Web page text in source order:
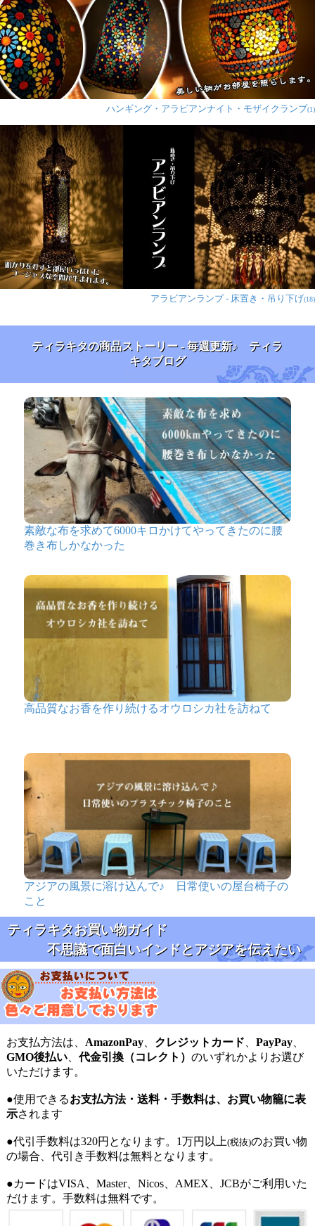
ハンギング・アラビアンナイト・モザイクランプ(1)
アラビアンランプ - 床置き・吊り下げ(18)
ティラキタの商品ストーリー - 毎週更新♪ ティラ
キタブログ
素敵な布を求めて6000キロかけてやってきたのに腰
巻き布しかなかった
高品質なお香を作り続けるオウロシカ社を訪ねて
アジアの風景に溶け込んで♪ 日常使いの屋台椅子の
こと
ティラキタお買い物ガイド
不思議で面白いインドとアジアを伝えたい
お支払方法は、 AmazonPay、 クレジットカード PayPay、
GMO後払い、代金引換（コレクト） のいずれかよりお選び
いただけます。
●使用できるお支払方法・送料・手数料は、お買い物籠に表
示されます
●代引手数料は320円となります。1万円以上(税抜)のお買い物
の場合、代引き手数料は無料となります。
●カードはVISA、Master、Nicos、AMEX、JCBがご利用いた
だけます。手数料は無料です。